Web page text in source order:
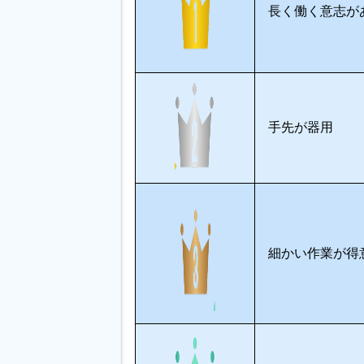
長く働く意志が
手先が器用
細かい作業が得